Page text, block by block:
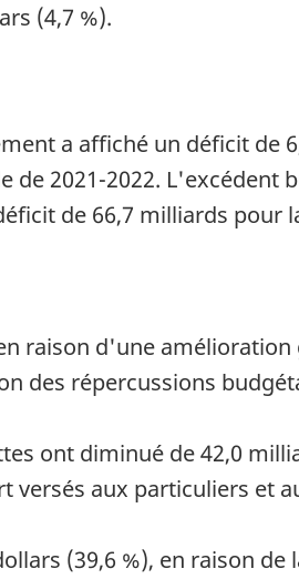
(4,7 %).
a affiché un déficit de
2021-2022. L'excédent
de 66,7 milliards pour
raison d'une
des répercussions
ont diminué de 42,0
aux particuliers et
(39,6 %), en raison de